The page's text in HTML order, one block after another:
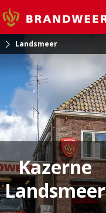
Brandweer
Landsmeer
Kazerne
Landsmeer